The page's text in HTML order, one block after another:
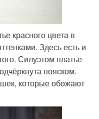
красного цвета в
Здесь есть и
Силуэтом платье
пояском.
которые обожают